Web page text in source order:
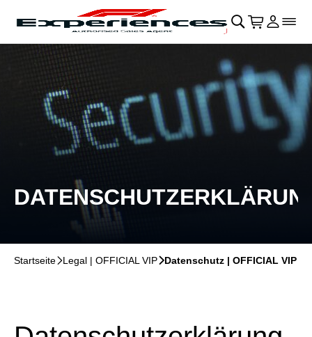
Navigation überspringen􀄫
􀊫 􀍩 Login
􀉩􀌇
Startseite􀆊Legal | OFFICIAL VIP􀆊Datenschutz | OFFICIAL VIP